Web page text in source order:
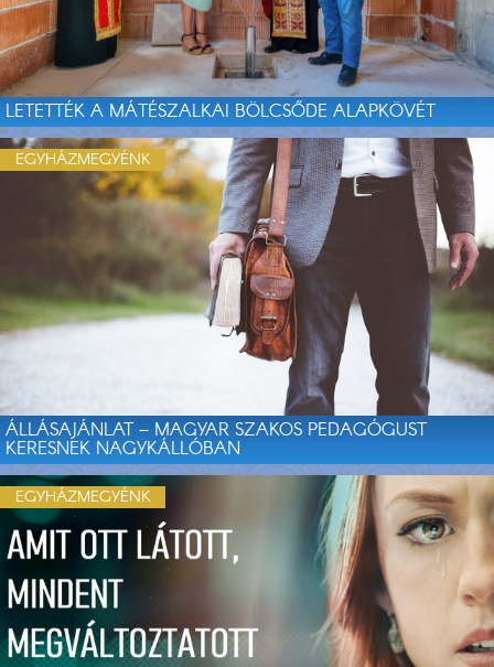
LETETTÉK A MÁTÉSZALKAI BÖLCSŐDE ALAPKÖVÉT
ÁLLÁSAJÁNLAT – MAGYAR SZAKOS PEDAGÓGUST
KERESNEK NAGYKÁLLÓBAN
EGYHÁZMEGYÉNK
EGYHÁZMEGYÉNK